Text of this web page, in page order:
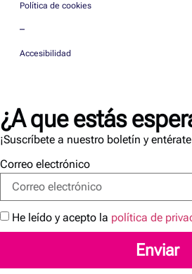
Política de cookies
–
Accesibilidad
¿A que estás
¡Suscríbete a nuestro boletín y
Correo electrónico
He leído y acepto la política de
Enviar